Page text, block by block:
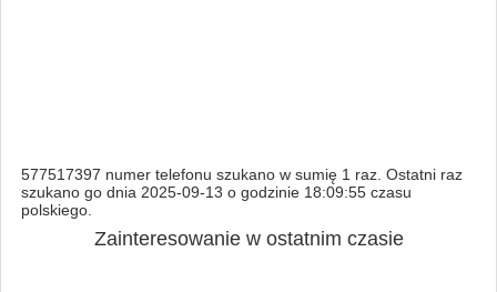
577517397 numer telefonu szukano w sumię 1 raz. Ostatni raz
szukano go dnia 2025-09-13 o godzinie 18:09:55 czasu
polskiego.
Zainteresowanie w ostatnim czasie